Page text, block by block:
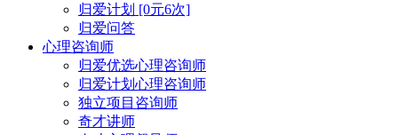
归爱计划 [0元6次]
归爱问答
心理咨询师
归爱优选心理咨询师
归爱计划心理咨询师
独立项目咨询师
奇才讲师